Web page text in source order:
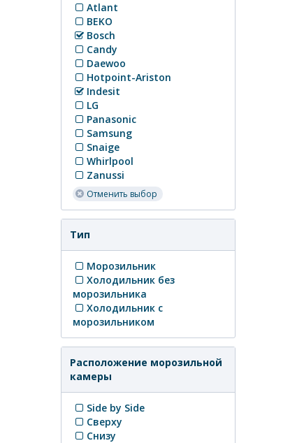
Atlant
BEKO
Bosch
Candy
Daewoo
Hotpoint-Ariston
Indesit
LG
Panasonic
Samsung
Snaige
Whirlpool
Zanussi
Отменить выбор
Тип
Морозильник
Холодильник без
морозильника
Холодильник с
морозильником
Расположение морозильной
камеры
Side by Side
Сверху
Снизу